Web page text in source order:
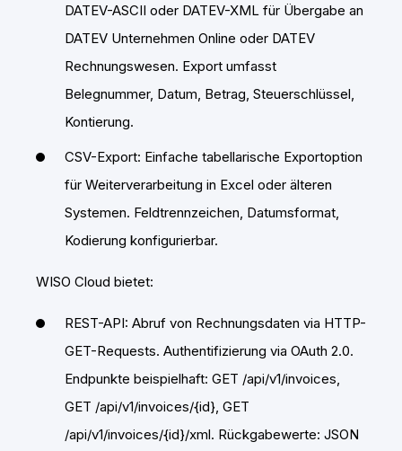
DATEV-ASCII oder DATEV-XML für Übergabe an
DATEV Unternehmen Online oder DATEV
Rechnungswesen. Export umfasst
Belegnummer, Datum, Betrag, Steuerschlüssel,
Kontierung.
CSV-Export: Einfache tabellarische Exportoption
für Weiterverarbeitung in Excel oder älteren
Systemen. Feldtrennzeichen, Datumsformat,
Kodierung konfigurierbar.
WISO Cloud bietet:
REST-API: Abruf von Rechnungsdaten via HTTP-
GET-Requests. Authentifizierung via OAuth 2.0.
Endpunkte beispielhaft: GET /api/v1/invoices,
GET /api/v1/invoices/{id}, GET
/api/v1/invoices/{id}/xml. Rückgabewerte: JSON